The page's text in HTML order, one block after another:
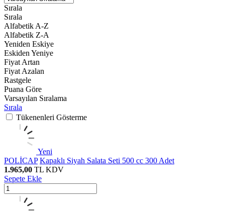
Sırala
Sırala
Alfabetik A-Z
Alfabetik Z-A
Yeniden Eskiye
Eskiden Yeniye
Fiyat Artan
Fiyat Azalan
Rastgele
Puana Göre
Varsayılan Sıralama
Sırala
Tükenenleri Gösterme
Yeni
POLİCAP Kapaklı Siyah Salata Seti 500 cc 300 Adet
1.965,00 TL KDV
Sepete Ekle